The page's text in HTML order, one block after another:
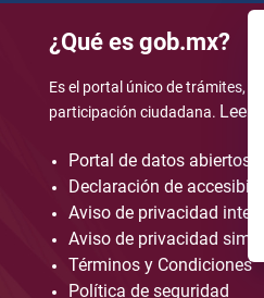
¿Qué es gob.mx?
Es el portal único de trámites,
participación ciudadana. Leer
Portal de datos abiertos
Declaración de
Aviso de privacidad
Aviso de privacidad
Términos y Condiciones
Política de seguridad